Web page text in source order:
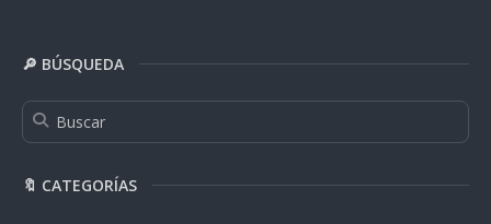
🔎 BÚSQUEDA
🔖 CATEGORÍAS